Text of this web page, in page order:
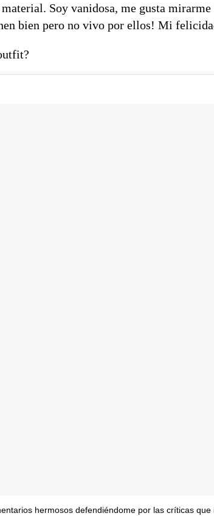
Soy vanidosa, me gusta
bien pero no vivo por ellos! Mi
hermosos defendiéndome por las críticas que